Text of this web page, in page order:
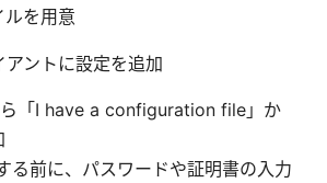
を用意
ントに設定を追加
「I have a configuration file」か
る前に、パスワードや証明書の入力